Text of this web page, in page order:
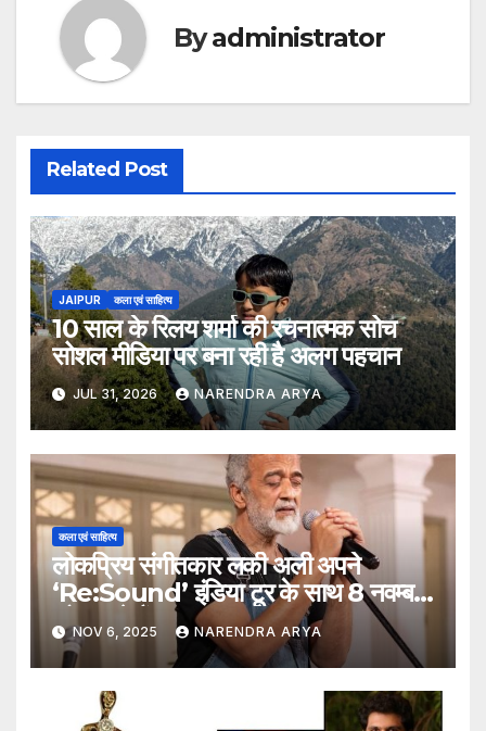
Byadministrator
Related Post
JAIPUR कला एवं साहित्य
10 साल के रिलय शर्मा की रचनात्मक सोच
सोशल मीडिया पर बना रही है अलग पहचान
JUL 31, 2026 NARENDRA ARYA
कला एवं साहित्य
लोकप्रिय संगीतकार लकी अली अपने
‘Re:Sound’ इंडिया टूर के साथ 8 नवम्बर
को आ रहे हैं जयपुर
NOV 6, 2025 NARENDRA ARYA